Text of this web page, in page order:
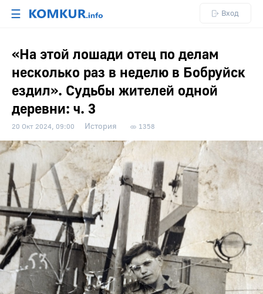
☰ Вход
«На этой лошади отец по делам
несколько раз в неделю в Бобруйск
ездил». Судьбы жителей одной
деревни: ч. 3
20 Окт 2024, 09:00 История 1358